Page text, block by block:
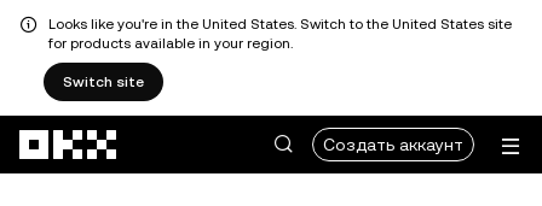
Looks like you're in the United States. Switch to the United States site
for products available in your region.
Switch site
Создать аккаунт